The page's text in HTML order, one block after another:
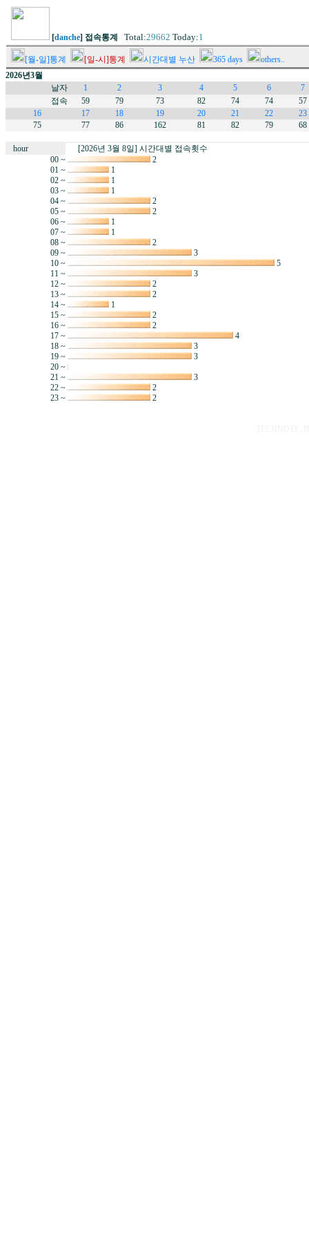
[danche] 접속통계 Total:29662 Today:1
[월-일]통계 [일-시]통계 시간대별 누산 365 days
others..
2026년3월
날자
1 2 3 4 5 6
7
접속
59 79 73 82 74 74
57
16
17 18 19 20 21 22
23
75
77 86 162 81 82 79 68
hour
[2026년 3월 8일] 시간대별 접속횟수
00 ~
2
01 ~
1
02 ~
1
03 ~
1
04 ~
2
05 ~
2
06 ~
1
07 ~
1
08 ~
2
09 ~
3
10 ~
5
11 ~
3
12 ~
2
13 ~
2
14 ~
1
15 ~
2
16 ~
2
17 ~
4
18 ~
3
19 ~
3
20 ~
21 ~
3
22 ~
2
23 ~
2